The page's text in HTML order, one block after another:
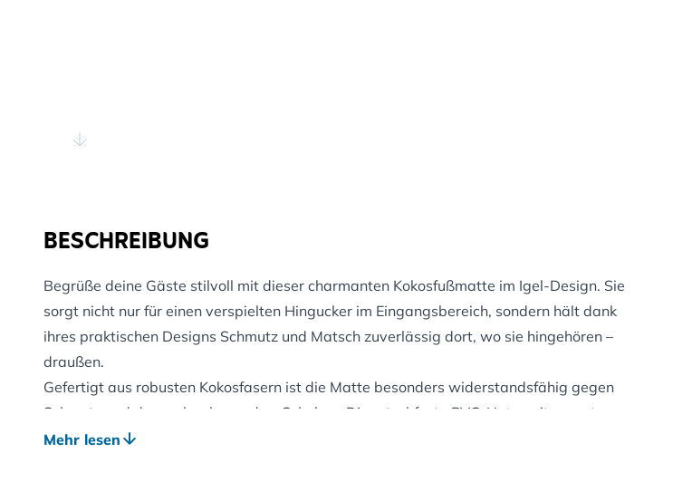
BESCHREIBUNG
Begrüße deine Gäste stilvoll mit dieser charmanten Kokosfußmatte im Igel-Design. Sie
sorgt nicht nur für einen verspielten Hingucker im Eingangsbereich, sondern hält dank
ihres praktischen Designs Schmutz und Matsch zuverlässig dort, wo sie hingehören –
draußen.
Gefertigt aus robusten Kokosfasern ist die Matte besonders widerstandsfähig gegen
Schmutz und dennoch schonend zu Schuhen. Die rutschfeste PVC-Unterseite sorgt
dafür, dass sie selbst in stark frequentierten Eingangsbereichen sicher an Ort und Stelle
Mehr lesen